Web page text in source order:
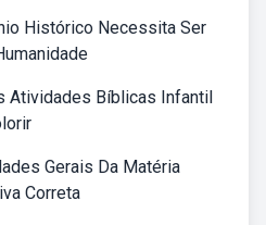
Histórico Necessita Ser
Atividades Bíblicas Infantil
Gerais Da Matéria
Correta